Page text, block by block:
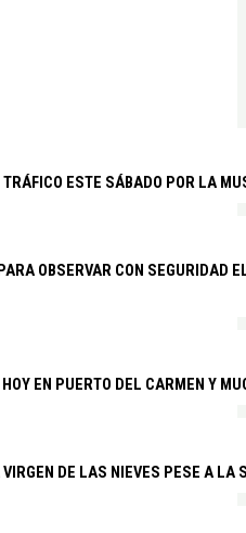
ESTE SÁBADO POR LA
OBSERVAR CON SEGURIDAD
EN PUERTO DEL CARMEN Y
DE LAS NIEVES PESE A LA